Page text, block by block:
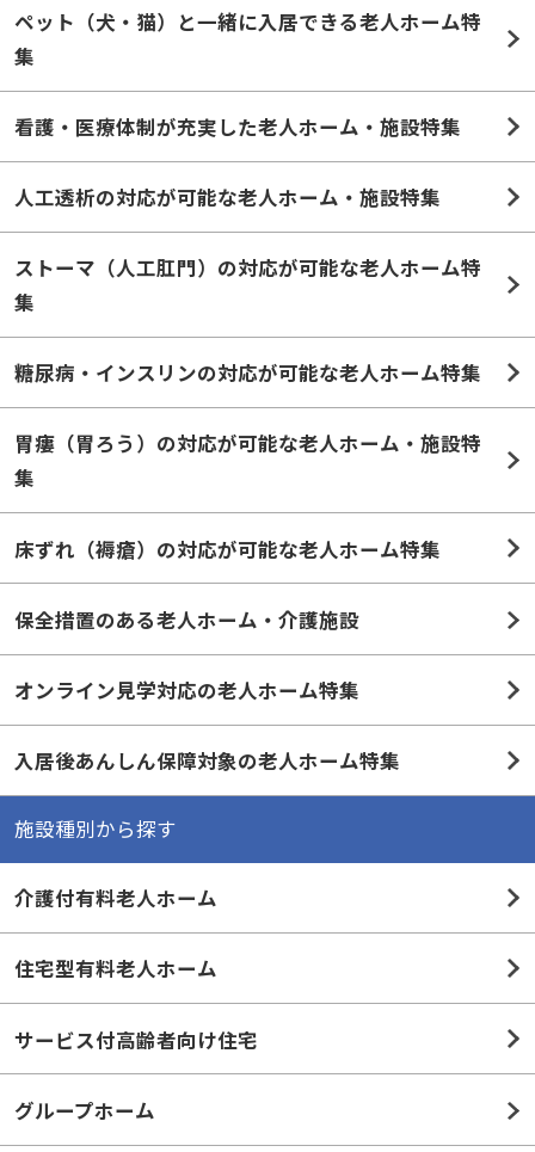
ペット（犬・猫）と一緒に入居できる老人ホーム特
集
看護・医療体制が充実した老人ホーム・施設特集
人工透析の対応が可能な老人ホーム・施設特集
ストーマ（人工肛門）の対応が可能な老人ホーム特
集
糖尿病・インスリンの対応が可能な老人ホーム特集
胃瘻（胃ろう）の対応が可能な老人ホーム・施設特
集
床ずれ（褥瘡）の対応が可能な老人ホーム特集
保全措置のある老人ホーム・介護施設
オンライン見学対応の老人ホーム特集
入居後あんしん保障対象の老人ホーム特集
施設種別から探す
介護付有料老人ホーム
住宅型有料老人ホーム
サービス付高齢者向け住宅
グループホーム